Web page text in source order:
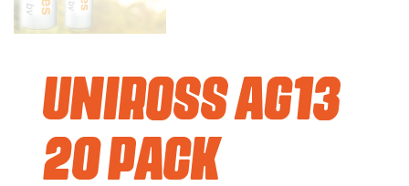
Uniross AG13
20 Pack